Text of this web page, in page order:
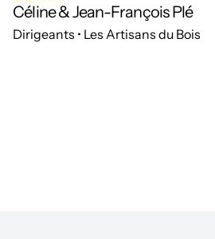
Céline & Jean-François Plé
Dirigeants • Les Artisans du Bois